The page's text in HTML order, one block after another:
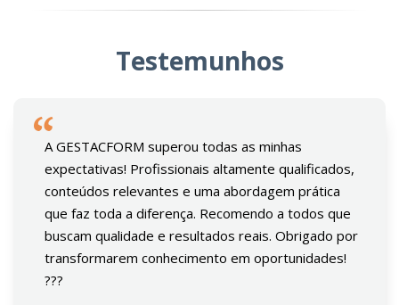
Testemunhos
A GESTACFORM superou todas as minhas
expectativas! Profissionais altamente qualificados,
conteúdos relevantes e uma abordagem prática
que faz toda a diferença. Recomendo a todos que
buscam qualidade e resultados reais. Obrigado por
transformarem conhecimento em oportunidades!
???